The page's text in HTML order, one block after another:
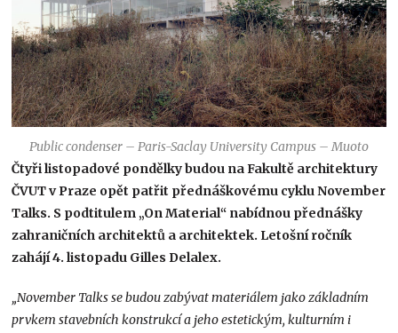
Public condenser – Paris-Saclay University Campus – Muoto
Čtyři listopadové pondělky budou na Fakultě architektury
ČVUT v Praze opět patřit přednáškovému cyklu November
Talks. S podtitulem „On Material“ nabídnou přednášky
zahraničních architektů a architektek. Letošní ročník
zahájí 4. listopadu Gilles Delalex.
„November Talks se budou zabývat materiálem jako základním
prvkem stavebních konstrukcí a jeho estetickým, kulturním i